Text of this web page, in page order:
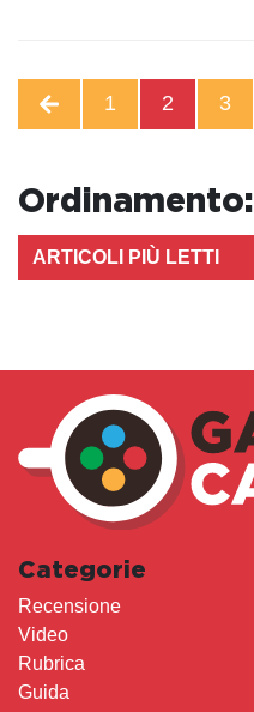
1 2 3
Ordinamento:
ARTICOLI PIÙ LETTI
Categorie
Recensione
Video
Rubrica
Guida